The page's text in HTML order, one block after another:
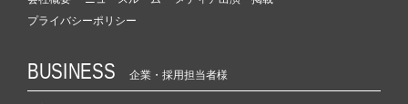
プライバシーポリシー
BUSINESS 企業・採用担当者様